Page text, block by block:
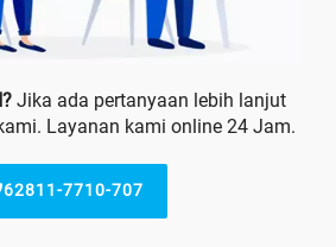
Jika ada pertanyaan lebih lanjut
Layanan kami online 24 Jam.
62811-7710-707